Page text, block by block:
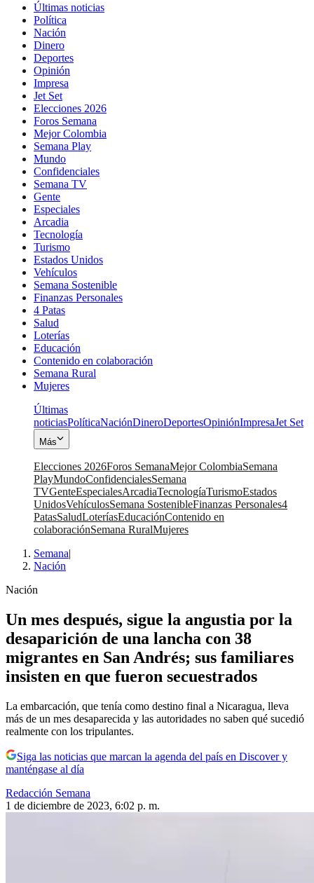
Últimas noticias
Política
Nación
Dinero
Deportes
Opinión
Impresa
Jet Set
Elecciones 2026
Foros Semana
Mejor Colombia
Semana Play
Mundo
Confidenciales
Semana TV
Gente
Especiales
Arcadia
Tecnología
Turismo
Estados Unidos
Vehículos
Semana Sostenible
Finanzas Personales
4 Patas
Salud
Loterías
Educación
Contenido en colaboración
Semana Rural
Mujeres
Últimas
noticiasPolíticaNaciónDineroDeportesOpiniónImpresaJet Set
Más
Elecciones 2026Foros SemanaMejor ColombiaSemana
PlayMundoConfidencialesSemana
TVGenteEspecialesArcadiaTecnologíaTurismoEstados
UnidosVehículosSemana SostenibleFinanzas Personales4
PatasSaludLoteríasEducaciónContenido en
colaboraciónSemana RuralMujeres
Semana|
Nación
Nación
Un mes después, sigue la angustia por la
desaparición de una lancha con 38
migrantes en San Andrés; sus familiares
insisten en que fueron secuestrados
La embarcación, que tenía como destino final a Nicaragua, lleva
más de un mes desaparecida y las autoridades no saben qué sucedió
realmente con los tripulantes.
Siga las noticias que marcan la agenda del país en Discover y
manténgase al día
Redacción Semana
1 de diciembre de 2023, 6:02 p. m.